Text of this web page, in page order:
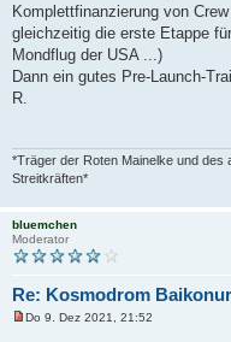
Komplettfinanzierung von
gleichzeitig die erste Etappe
Mondflug der USA ...)
Dann ein gutes Pre-Launch-
R.
*Träger der Roten Mainelke und des
Streitkräften*
bluemchen
Moderator
Re: Kosmodrom
Do 9. Dez 2021, 21:52